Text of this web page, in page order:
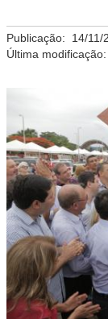
Publicação: 14/11/
Última modificação: